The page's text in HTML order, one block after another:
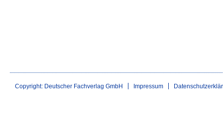
Copyright: Deutscher Fachverlag GmbH Impressum